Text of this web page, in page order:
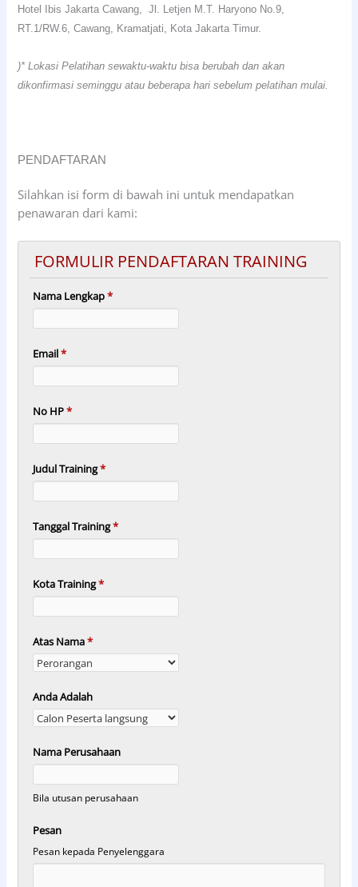
Hotel Ibis Jakarta Cawang, Jl. Letjen M.T. Haryono No.9,
RT.1/RW.6, Cawang, Kramatjati, Kota Jakarta Timur.
)* Lokasi Pelatihan sewaktu-waktu bisa berubah dan akan
dikonfirmasi seminggu atau beberapa hari sebelum pelatihan mulai.
PENDAFTARAN
Silahkan isi form di bawah ini untuk mendapatkan
penawaran dari kami:
FORMULIR PENDAFTARAN TRAINING
Nama Lengkap*
Email*
No HP*
Judul Training*
Tanggal Training*
Kota Training*
Atas Nama*
Anda Adalah
Nama Perusahaan
Bila utusan perusahaan
Pesan
Pesan kepada Penyelenggara